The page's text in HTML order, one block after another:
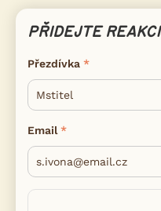
PŘIDEJTE REAKCI
Přezdívka
Email